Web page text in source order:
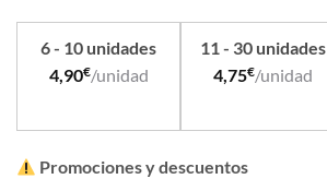
6 - 10 unidades
4,90€/unidad
11 - 30 unidades
4,75€/unidad
Promociones y descuentos